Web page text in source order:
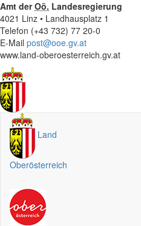
Amt derOö. Landesregierung
4021 Linz • Landhausplatz 1
Telefon (+43 732) 77 20-0
E-Mail post@ooe.gv.at
www.land-oberoesterreich.gv.at
Land
Oberösterreich